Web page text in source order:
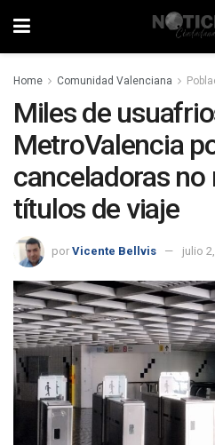
Home Comunidad Valenciana
Miles de
MetroValencia
canceladoras
títulos de viaje
por Vicente Bellvis julio